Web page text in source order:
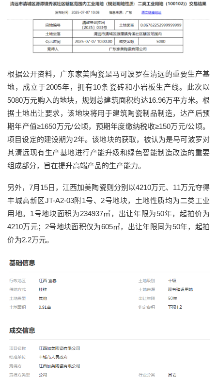
根据公开资料，广东家美陶瓷是马可波罗在清远的重要生产基
地，成立于2005年，拥有10条瓷砖和小岩板生产线。此次以
5080万元购入的地块，规划总建筑面积约达16.96万平方米。根
据土地出让要求，该地块将用于建筑陶瓷制品制造，达产后预
期年产值≥1650万元/公顷，预期年度缴纳税收≥150万元/公顷。
项目设定的建设期为2年。该地块的获取，被认为是马可波罗对
其清远现有生产基地进行产能升级和绿色智能制造改造的重要
组成部分，旨在提升高端产品的生产能力。
另外，7月15日，江西加美陶瓷则分别以4210万元、11万元夺得
丰城高新区JT-A2-03附1号、2号地块，土地性质均为二类工业
用地。1号地块面积为234937㎡，出让年限为50年，起拍价为
4210万元；2号地块面积仅为605㎡，出让年限同为50年，起拍
价为2.2万元。